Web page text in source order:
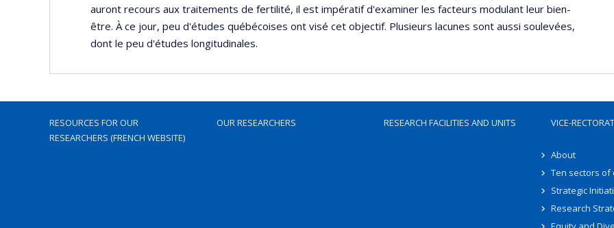
auront recours aux traitements de fertilité, il est impératif d'examiner les facteurs modulant leur bien-
être. À ce jour, peu d'études québécoises ont visé cet objectif. Plusieurs lacunes sont aussi soulevées,
dont le peu d'études longitudinales.
RESOURCES FOR OUR
RESEARCHERS (FRENCH WEBSITE)
OUR RESEARCHERS RESEARCH FACILITIES AND UNITS VICE-
About
Ten sectors of
Strategic
Research